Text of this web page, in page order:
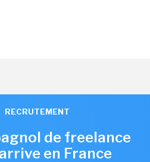
RECRUTEMENT
de freelance
en France